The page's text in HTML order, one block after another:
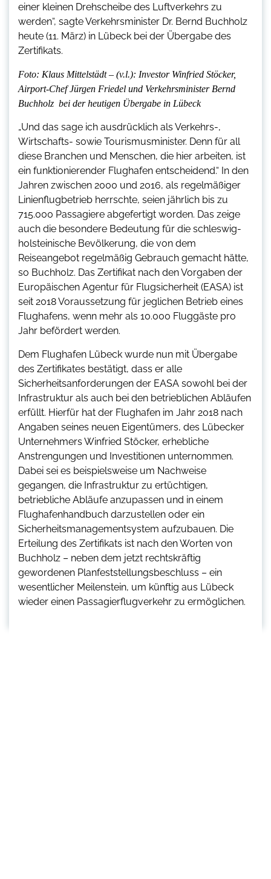
einer kleinen Drehscheibe des Luftverkehrs zu
werden“, sagte Verkehrsminister Dr. Bernd Buchholz
heute (11. März) in Lübeck bei der Übergabe des
Zertifikats.
Foto: Klaus Mittelstädt – (v.l.): Investor Winfried Stöcker,
Airport-Chef Jürgen Friedel und Verkehrsminister Bernd
Buchholz bei der heutigen Übergabe in Lübeck
„Und das sage ich ausdrücklich als Verkehrs-,
Wirtschafts- sowie Tourismusminister. Denn für all
diese Branchen und Menschen, die hier arbeiten, ist
ein funktionierender Flughafen entscheidend.“ In den
Jahren zwischen 2000 und 2016, als regelmäßiger
Linienflugbetrieb herrschte, seien jährlich bis zu
715.000 Passagiere abgefertigt worden. Das zeige
auch die besondere Bedeutung für die schleswig-
holsteinische Bevölkerung, die von dem
Reiseangebot regelmäßig Gebrauch gemacht hätte,
so Buchholz. Das Zertifikat nach den Vorgaben der
Europäischen Agentur für Flugsicherheit (EASA) ist
seit 2018 Voraussetzung für jeglichen Betrieb eines
Flughafens, wenn mehr als 10.000 Fluggäste pro
Jahr befördert werden.
Dem Flughafen Lübeck wurde nun mit Übergabe
des Zertifikates bestätigt, dass er alle
Sicherheitsanforderungen der EASA sowohl bei der
Infrastruktur als auch bei den betrieblichen Abläufen
erfüllt. Hierfür hat der Flughafen im Jahr 2018 nach
Angaben seines neuen Eigentümers, des Lübecker
Unternehmers Winfried Stöcker, erhebliche
Anstrengungen und Investitionen unternommen.
Dabei sei es beispielsweise um Nachweise
gegangen, die Infrastruktur zu ertüchtigen,
betriebliche Abläufe anzupassen und in einem
Flughafenhandbuch darzustellen oder ein
Sicherheitsmanagementsystem aufzubauen. Die
Erteilung des Zertifikats ist nach den Worten von
Buchholz – neben dem jetzt rechtskräftig
gewordenen Planfeststellungsbeschluss – ein
wesentlicher Meilenstein, um künftig aus Lübeck
wieder einen Passagierflugverkehr zu ermöglichen.